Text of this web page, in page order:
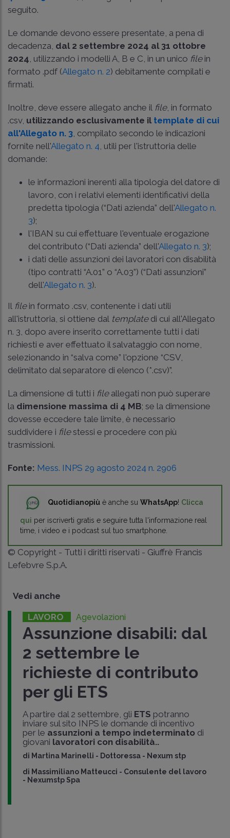
seguito.
Le domande devono essere presentate, a pena di
decadenza, dal 2 settembre 2024 al 31 ottobre
2024, utilizzando i modelli A, B e C, in un unico filein
formato .pdf (Allegato n. 2) debitamente compilati e
firmati.
Inoltre, deve essere allegato anche il file, in formato
.csv, utilizzando esclusivamente il template di cui
all'Allegato n. 3, compilato secondo le indicazioni
fornite nell'Allegato n. 4, utili per l'istruttoria delle
domande:
le informazioni inerenti alla tipologia del datore di
lavoro, con i relativi elementi identificativi della
predetta tipologia (“Dati azienda” dell'Allegato n.
3);
l'IBAN su cui effettuare l'eventuale erogazione
del contributo (“Dati azienda” dell'Allegato n. 3);
i dati delle assunzioni dei lavoratori con disabilità
(tipo contratti “A.01” o “A.03”) (“Dati assunzioni”
dell'Allegato n. 3).
Il filein formato .csv, contenente i dati utili
all'istruttoria, si ottiene dal templatedi cui all'Allegato
n. 3, dopo avere inserito correttamente tutti i dati
richiesti e aver effettuato il salvataggio con nome,
selezionando in “salva come” l'opzione “CSV,
delimitato dal separatore di elenco (*.csv)”.
La dimensione di tutti i fileallegati non può superare
la dimensione massima di 4 MB; se la dimensione
dovesse eccedere tale limite, è necessario
suddividere i filestessi e procedere con più
trasmissioni.
Fonte: Mess. INPS 29 agosto 2024 n. 2906
Quotidianopiù è anche su WhatsApp! Clicca
qui per iscriverti gratis e seguire tutta l'informazione real
time, i video e i podcast sul tuo smartphone.
© Copyright - Tutti i diritti riservati - Giuffrè Francis
Lefebvre S.p.A.
Vedi anche
LAVORO Agevolazioni
Assunzione disabili: dal
2 settembre le
richieste di contributo
per gli ETS
A partire dal 2 settembre, gli ETS potranno
inviare sul sito INPS le domande di incentivo
per le assunzioni a tempo indeterminatodi
giovani lavoratori con disabilità..
di Martina Marinelli - Dottoressa - Nexum stp
di Massimiliano Matteucci - Consulente del lavoro
- Nexumstp Spa